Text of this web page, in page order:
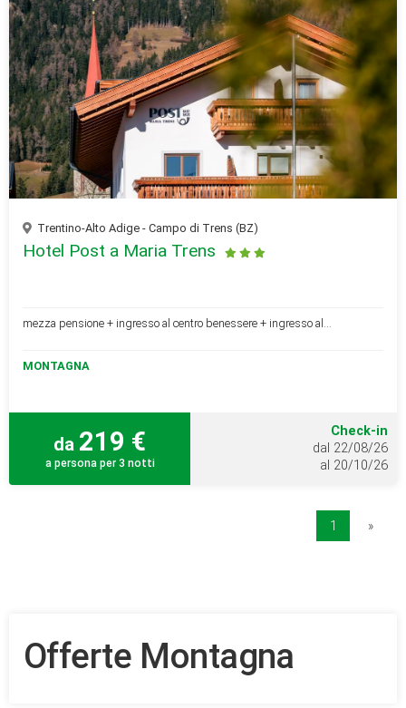
Trentino-Alto Adige - Campo di Trens (BZ)
Hotel Post a Maria Trens
mezza pensione + ingresso al centro benessere + ingresso al...
MONTAGNA
da 219 €
a persona per 3 notti
Check-in
dal 22/08/26
al 20/10/26
1 »
Offerte Montagna